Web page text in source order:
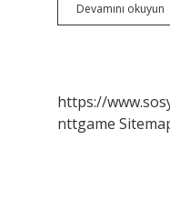
Devamını okuyun
https://
nttgame